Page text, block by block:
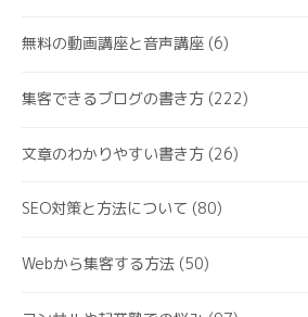
無料の動画講座と音声講座 (6)
集客できるブログの書き方 (222)
文章のわかりやすい書き方 (26)
SEO対策と方法について (80)
Webから集客する方法 (50)